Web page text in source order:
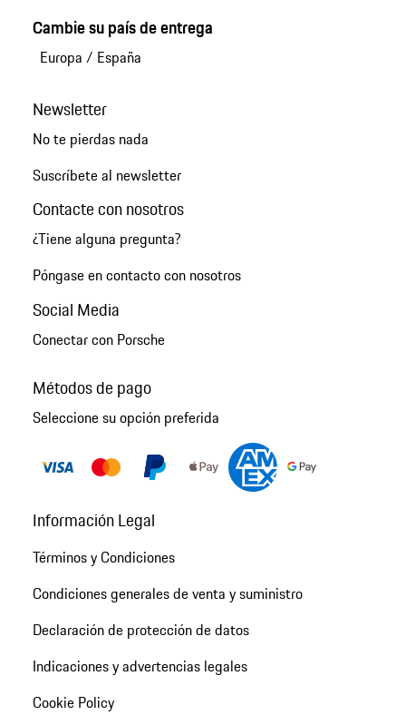
Cambie su país de entrega
Europa / España
Newsletter
No te pierdas nada
Suscríbete al newsletter
Contacte con nosotros
¿Tiene alguna pregunta?
Póngase en contacto con nosotros
Social Media
Conectar con Porsche
Métodos de pago
Seleccione su opción preferida
Información Legal
Términos y Condiciones
Condiciones generales de venta y suministro
Declaración de protección de datos
Indicaciones y advertencias legales
Cookie Policy